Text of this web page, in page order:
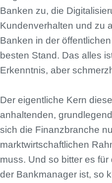
Banken zu, die
Kundenverhalten und zu
Banken in der
besten Stand. Das alles
Erkenntnis, aber
Der eigentliche Kern
anhaltenden,
sich die Finanzbranche
marktwirtschaftlichen
muss. Und so bitter es
der Bankmanager ist, so